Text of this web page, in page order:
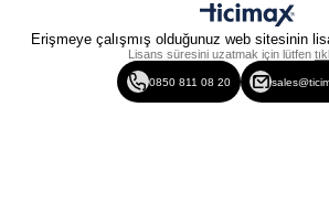
Erişmeye çalışmış olduğunuz web sitesinin
Lisans süresini uzatmak için lütfen
0850 811 08 20